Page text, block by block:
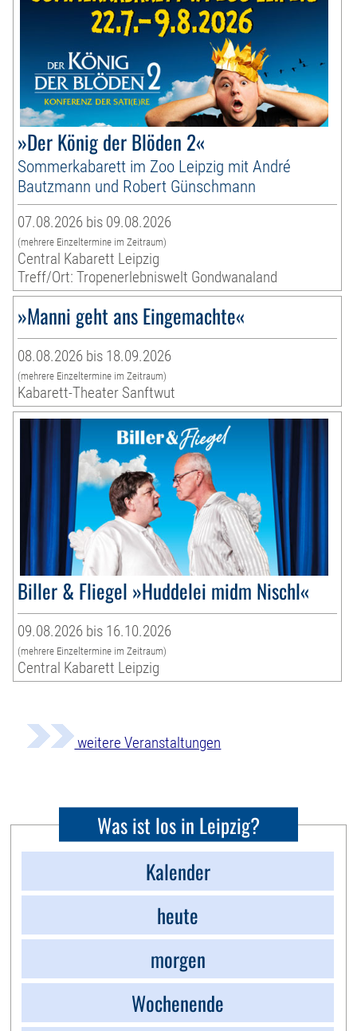
»Der König der Blöden 2«
Sommerkabarett im Zoo Leipzig mit André
Bautzmann und Robert Günschmann
07.08.2026 bis 09.08.2026
(mehrere Einzeltermine im Zeitraum)
Central Kabarett Leipzig
Treff/Ort: Tropenerlebniswelt Gondwanaland
»Manni geht ans Eingemachte«
08.08.2026 bis 18.09.2026
(mehrere Einzeltermine im Zeitraum)
Kabarett-Theater Sanftwut
Biller & Fliegel »Huddelei midm Nischl«
09.08.2026 bis 16.10.2026
(mehrere Einzeltermine im Zeitraum)
Central Kabarett Leipzig
weitere Veranstaltungen
Was ist los in Leipzig?
Kalender
heute
morgen
Wochenende